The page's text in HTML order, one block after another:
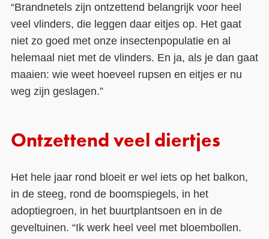
“Brandnetels zijn ontzettend belangrijk voor heel
veel vlinders, die leggen daar eitjes op. Het gaat
niet zo goed met onze insectenpopulatie en al
helemaal niet met de vlinders. En ja, als je dan gaat
maaien: wie weet hoeveel rupsen en eitjes er nu
weg zijn geslagen.”
Ontzettend veel diertjes
Het hele jaar rond bloeit er wel iets op het balkon,
in de steeg, rond de boomspiegels, in het
adoptiegroen, in het buurtplantsoen en in de
geveltuinen. “Ik werk heel veel met bloembollen.